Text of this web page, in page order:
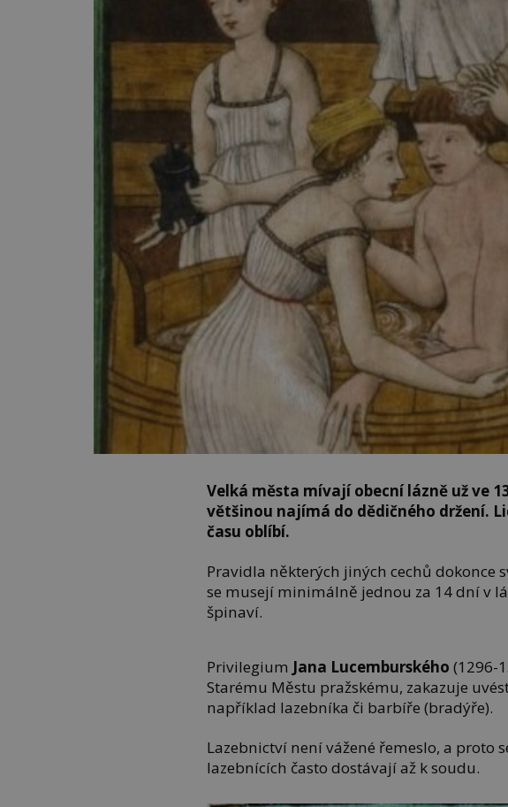
Velká města mívají obecní lázně už ve
většinou najímá do dědičného držení.
času oblíbí.
Pravidla některých jiných cechů dokonce
se musejí minimálně jednou za 14 dní v
špinaví.
Privilegium Jana Lucemburského (1296-
Starému Městu pražskému, zakazuje
například lazebníka či barbíře (bradýře).
Lazebnictví není vážené řemeslo, a proto
lazebnících často dostávají až k soudu.